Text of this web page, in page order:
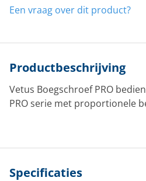
Een vraag over dit product?
Productbeschrijving
Vetus Boegschroef PRO
PRO serie met proportionele
Specificaties